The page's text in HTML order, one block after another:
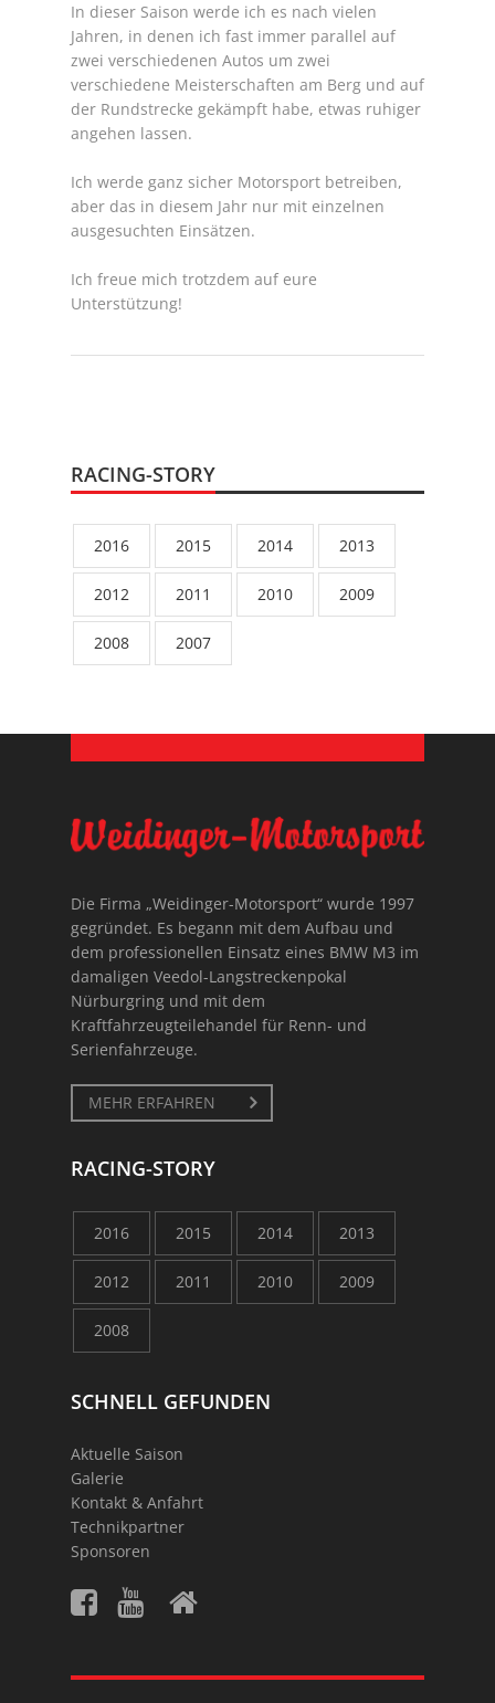
In dieser Saison werde ich es nach vielen
Jahren, in denen ich fast immer parallel auf
zwei verschiedenen Autos um zwei
verschiedene Meisterschaften am Berg und auf
der Rundstrecke gekämpft habe, etwas ruhiger
angehen lassen.
Ich werde ganz sicher Motorsport betreiben,
aber das in diesem Jahr nur mit einzelnen
ausgesuchten Einsätzen.
Ich freue mich trotzdem auf eure
Unterstützung!
RACING-STORY
2016 2015 2014 2013
2012 2011 2010 2009
2008 2007
Die Firma „Weidinger-Motorsport“ wurde 1997
gegründet. Es begann mit dem Aufbau und
dem professionellen Einsatz eines BMW M3 im
damaligen Veedol-Langstreckenpokal
Nürburgring und mit dem
Kraftfahrzeugteilehandel für Renn- und
Serienfahrzeuge.
MEHR ERFAHREN
RACING-STORY
2016 2015 2014 2013
2012 2011 2010 2009
2008
SCHNELL GEFUNDEN
Aktuelle Saison
Galerie
Kontakt & Anfahrt
Technikpartner
Sponsoren